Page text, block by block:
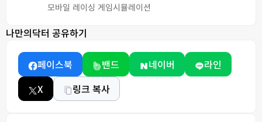
모바일 레이싱 게임시뮬레이션
나만의닥터 공유하기
페이스북 밴드 네이버
라인
X
링크 복사